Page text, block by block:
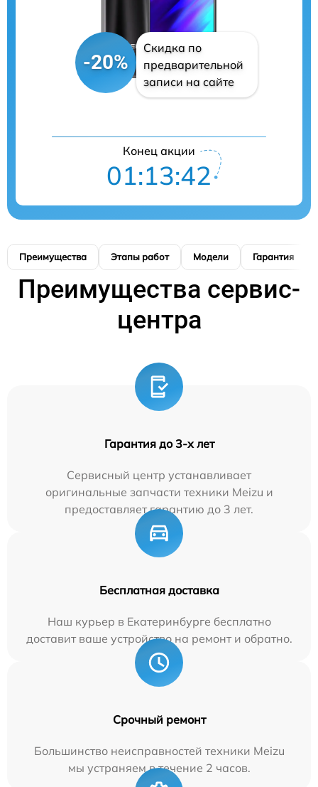
-20%
Скидка по
предварительной
записи на сайте
Конец акции
01:13:42
Преимущества Этапы работ Модели Гарантия
Преимущества сервис-
центра
Гарантия до 3-х лет
Сервисный центр устанавливает
оригинальные запчасти техники Meizu и
предоставляет гарантию до 3 лет.
Бесплатная доставка
Наш курьер в Екатеринбурге бесплатно
доставит ваше устройство на ремонт и обратно.
Срочный ремонт
Большинство неисправностей техники Meizu
мы устраняем в течение 2 часов.